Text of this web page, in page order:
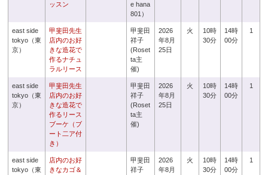
ッスン
e hana
801）
east side
tokyo（東
京）
甲斐田先生
店内のお好
きな造花で
作るナチュ
ラルリース
甲斐田
祥子
(Roset
ta主
催)
2026
年8月
25日
火
10時
30分
14時
00分
1
east side
tokyo（東
京）
甲斐田先生
店内のお好
きな造花で
作るリース
ブーケ（ブ
ート二ア付
き）
甲斐田
祥子
(Roset
ta主
催)
2026
年8月
25日
火
10時
30分
14時
00分
1
east side
tokyo（東
店内のお好
きなカゴ＆
甲斐田
祥子
2026
年8月
火
10時
30分
14時
00分
1